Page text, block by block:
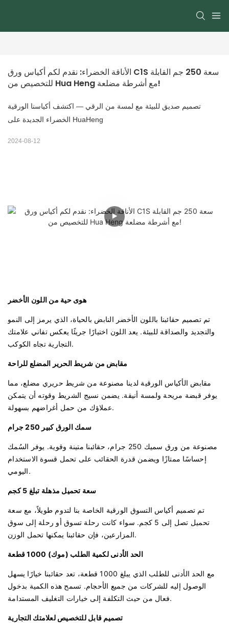
الأناقة الخضراء: نقدم لكم أكياس ورق C1S سعة 250 جم القابلة
للتخصيص من Hua Heng مع أشرطة مضلعة!
تصميم صديق للبيئة مع لمسة من الرقي — اكتشف أكياسنا الورقية
الخضراء الجديدة على HuaHeng
2024-08-12
هوى حية من اللون الأخضر
تم تصميم حقائبنا باللون الأخضر النابض بالحياة، الذي يرمز إلى النمو
والتجديد والصداقة للبيئة. يعد اللون اختيارًا جريئًا يعكس تفاني علامتك
التجارية تجاه الكوكب.
مقابض من شريط الحرير المضلع للراحة
مقابض الأكياس الورقية لدينا مصنوعة من شريط حريري مضلع، مما
يوفر قبضة مريحة ولمسة أنيقة. يضمن نسيج الشريط وقوته أن يتمكن
عملاؤك من حمل أغراضهم بسهولة.
سمك الورق كبير 250 جرام
مصنوعة من ورق سميك 250 جرام، حقائبنا متينة وقوية. يوفر السُمك
إحساسًا ممتازًا ويضمن قدرة الحقائب على تحمل قسوة الاستخدام
اليومي.
سعة تحميل مذهلة تبلغ 5 كجم
تم تصميم أكياس التسوق الورقية الخاصة بنا لتدوم طويلاً، مع سعة
تحميل تصل إلى 5 كجم. سواء كانت رحلة تسوق أو رحلة إلى سوق
المزارعين، فإن حقائبنا يمكنها تحمل الوزن.
الحد الأدنى لكمية الطلب (موك) 1000 قطعة
مع الحد الأدنى للطلب الذي يبلغ 1000 قطعة، تعد حقائبنا خيارًا يسهل
الوصول إليه للشركات من جميع الأحجام. تسمح هذه الكمية بدخول
فعال من حيث التكلفة إلى خيارات التغليف المستدامة.
تصميم قابل للتخصيص لعلامتك التجارية